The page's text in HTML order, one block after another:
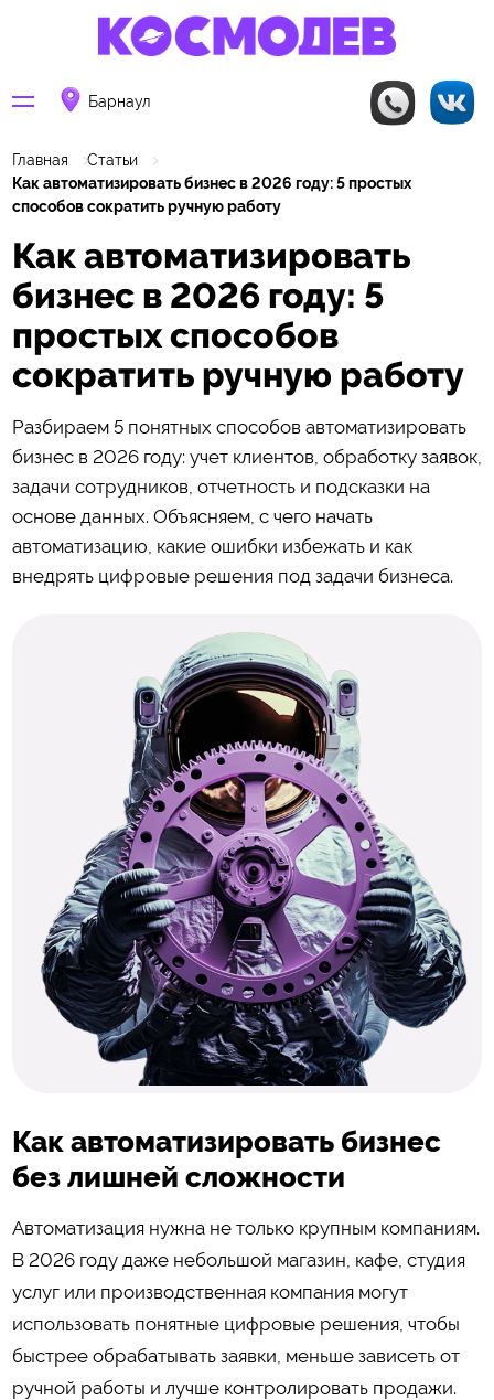
Барнаул
Главная
Статьи
Как автоматизировать бизнес в 2026 году: 5 простых
способов сократить ручную работу
Как автоматизировать
бизнес в 2026 году: 5
простых способов
сократить ручную работу
Разбираем 5 понятных способов автоматизировать
бизнес в 2026 году: учет клиентов, обработку заявок,
задачи сотрудников, отчетность и подсказки на
основе данных. Объясняем, с чего начать
автоматизацию, какие ошибки избежать и как
внедрять цифровые решения под задачи бизнеса.
Как автоматизировать бизнес
без лишней сложности
Автоматизация нужна не только крупным компаниям.
В 2026 году даже небольшой магазин, кафе, студия
услуг или производственная компания могут
использовать понятные цифровые решения, чтобы
быстрее обрабатывать заявки, меньше зависеть от
ручной работы и лучше контролировать продажи.